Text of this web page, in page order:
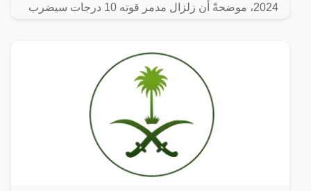
2024، موضحةً أن زلزال مدمر قوته 10 درجات سيضرب